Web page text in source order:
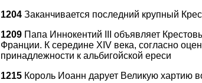
1204Заканчивается последний крупный
1209Папа Иннокентий III объявляет
Франции. К середине XIV века, согласно
принадлежности к альбигойской ереси
1215Король Иоанн дарует Великую хартию